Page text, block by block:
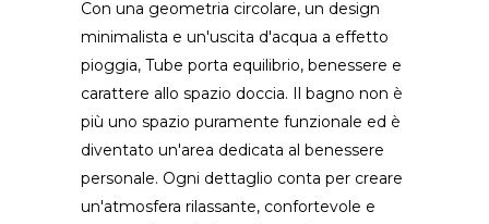
Con una geometria circolare, un design
minimalista e un'uscita d'acqua a effetto
pioggia, Tube porta equilibrio, benessere e
carattere allo spazio doccia. Il bagno non è
più uno spazio puramente funzionale ed è
diventato un'area dedicata al benessere
personale. Ogni dettaglio conta per creare
un'atmosfera rilassante, confortevole e